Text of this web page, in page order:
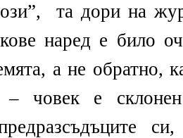
та дори на
наред е било
а не обратно,
човек е